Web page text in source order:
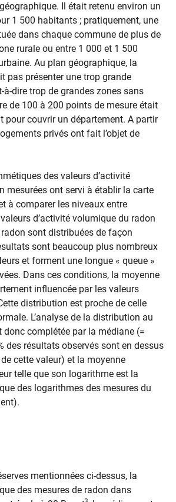
Il était retenu environ un
1 500 habitants ; pratiquement, une
dans chaque commune de plus de
rurale ou entre 1 000 et 1 500
Au plan géographique, la
pas présenter une trop grande
à-dire trop de grandes zones sans
de 100 à 200 points de mesure était
pour couvrir un département. A partir
privés ont fait l’objet de
des valeurs d’activité
mesurées ont servi à établir la carte
à comparer les niveaux entre
d’activité volumique du radon
sont distribuées de façon
sont beaucoup plus nombreux
et forment une longue « queue »
Dans ces conditions, la moyenne
influencée par les valeurs
distribution est proche de celle
L’analyse de la distribution au
donc complétée par la médiane (=
des résultats observés sont en dessus
cette valeur) et la moyenne
telle que son logarithme est la
des logarithmes des mesures du
mentionnées ci-dessus, la
des mesures de radon dans